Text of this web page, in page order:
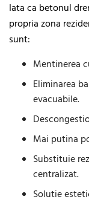
Iata ca betonul
propria zona
sunt:
Mentinerea
Eliminarea
evacuabile.
Mai putina
Substituie
centralizat.
Solutie